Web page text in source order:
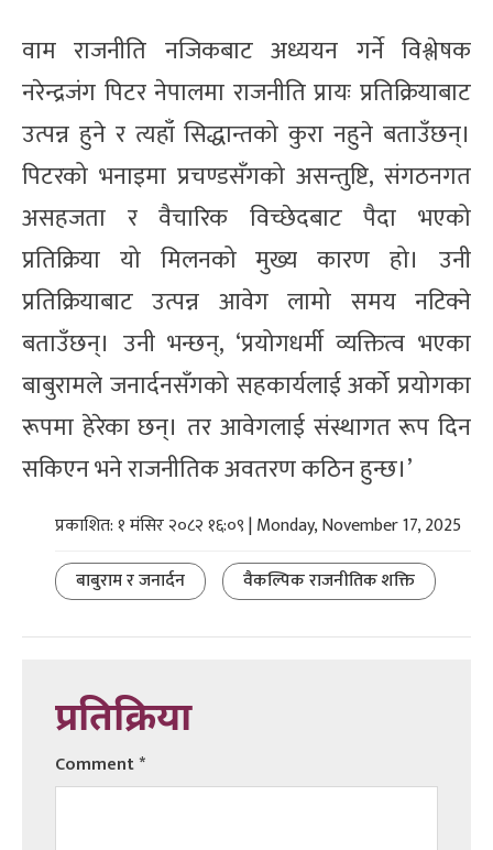
वाम राजनीति नजिकबाट अध्ययन गर्ने विश्लेषक
नरेन्द्रजंग पिटर नेपालमा राजनीति प्रायः प्रतिक्रियाबाट
उत्पन्न हुने र त्यहाँ सिद्धान्तको कुरा नहुने बताउँछन्।
पिटरको भनाइमा प्रचण्डसँगको असन्तुष्टि, संगठनगत
असहजता र वैचारिक विच्छेदबाट पैदा भएको
प्रतिक्रिया यो मिलनको मुख्य कारण हो। उनी
प्रतिक्रियाबाट उत्पन्न आवेग लामो समय नटिक्ने
बताउँछन्। उनी भन्छन्, ‘प्रयोगधर्मी व्यक्तित्व भएका
बाबुरामले जनार्दनसँगको सहकार्यलाई अर्को प्रयोगका
रूपमा हेरेका छन्। तर आवेगलाई संस्थागत रूप दिन
सकिएन भने राजनीतिक अवतरण कठिन हुन्छ।’
प्रकाशित: १ मंसिर २०८२ १६:०९ | Monday, November 17, 2025
बाबुराम र जनार्दन
वैकल्पिक राजनीतिक शक्ति
प्रतिक्रिया
Comment*